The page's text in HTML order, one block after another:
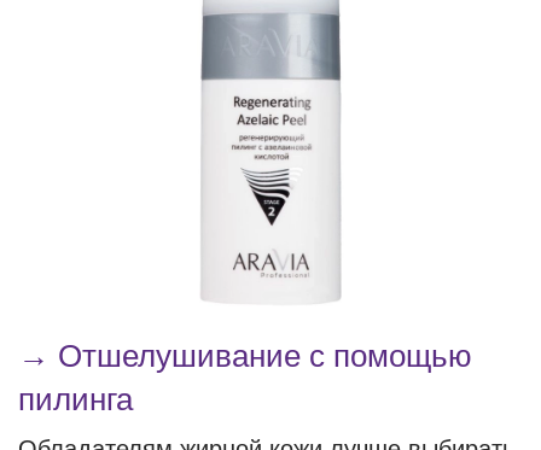
→ Отшелушивание с помощью
пилинга